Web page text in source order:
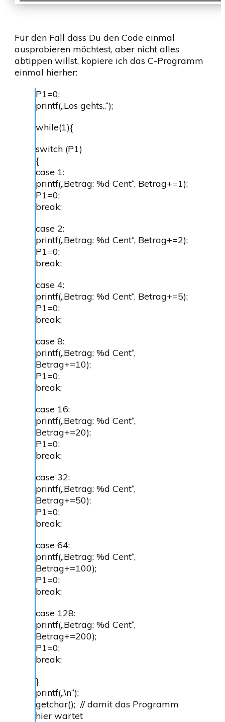
Für den Fall dass Du den Code einmal
ausprobieren möchtest, aber nicht alles
abtippen willst, kopiere ich das C-Programm
einmal hierher:
P1=0;
printf(„Los gehts..“);
while(1){
switch (P1)
{
case 1:
printf(„Betrag: %d Cent“, Betrag+=1);
P1=0;
break;
case 2:
printf(„Betrag: %d Cent“, Betrag+=2);
P1=0;
break;
case 4:
printf(„Betrag: %d Cent“, Betrag+=5);
P1=0;
break;
case 8:
printf(„Betrag: %d Cent“,
Betrag+=10);
P1=0;
break;
case 16:
printf(„Betrag: %d Cent“,
Betrag+=20);
P1=0;
break;
case 32:
printf(„Betrag: %d Cent“,
Betrag+=50);
P1=0;
break;
case 64:
printf(„Betrag: %d Cent“,
Betrag+=100);
P1=0;
break;
case 128:
printf(„Betrag: %d Cent“,
Betrag+=200);
P1=0;
break;
}
printf(„\n“);
getchar(); // damit das Programm
hier wartet